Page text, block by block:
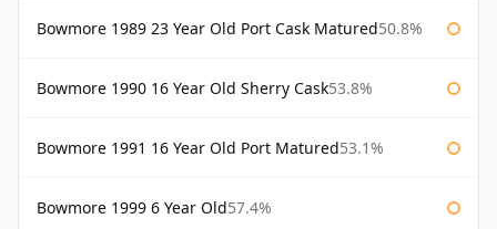
Bowmore 1989 23 Year Old Port Cask Matured50.8%
Bowmore 1990 16 Year Old Sherry Cask53.8%
Bowmore 1991 16 Year Old Port Matured53.1%
Bowmore 1999 6 Year Old57.4%